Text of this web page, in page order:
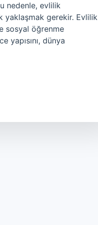
nedenle, evlilik
yaklaşmak gerekir. Evlilik
sosyal öğrenme
yapısını, dünya